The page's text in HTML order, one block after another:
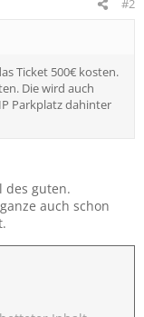
Roses (Utopia
Stage)
Orbit Stage
Ticket 500€ kosten.
Die wird auch
Parkplatz dahinter
des guten.
auch schon